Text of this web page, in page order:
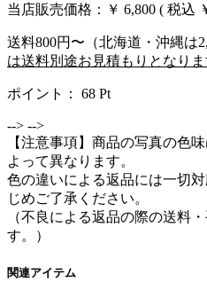
当店販売価格： ￥ 6,800 ( 税込
送料800円〜（北海道・沖縄は
は送料別途お見積もりとなりま
ポイント： 68 Pt
--> -->
【注意事項】商品の写真の色
よって異なります。
色の違いによる返品には一切
じめご了承ください。
（不良による返品の際の送料
す。）
関連アイテム